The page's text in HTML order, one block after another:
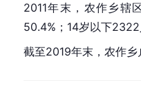
2011年末，农作乡辖
50.4%；14岁以下
截至2019年末，农作